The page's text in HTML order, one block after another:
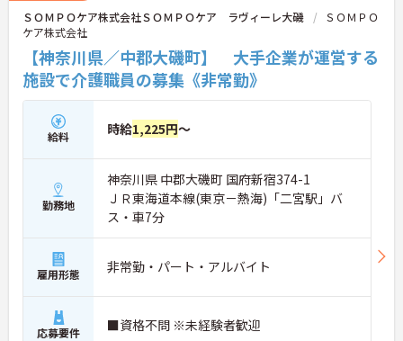
ＳＯＭＰＯケア株式会社ＳＯＭＰＯケア ラヴィーレ大磯
ＳＯＭＰＯ
ケア株式会社
【神奈川県／中郡大磯町】 大手企業が運営する
施設で介護職員の募集《非常勤》
給料 時給1,225円～
勤務地
神奈川県 中郡大磯町 国府新宿374-1
ＪＲ東海道本線(東京－熱海)「二宮駅」バ
ス・車7分
雇用形態 非常勤・パート・アルバイト
応募要件 ■資格不問 ※未経験者歓迎